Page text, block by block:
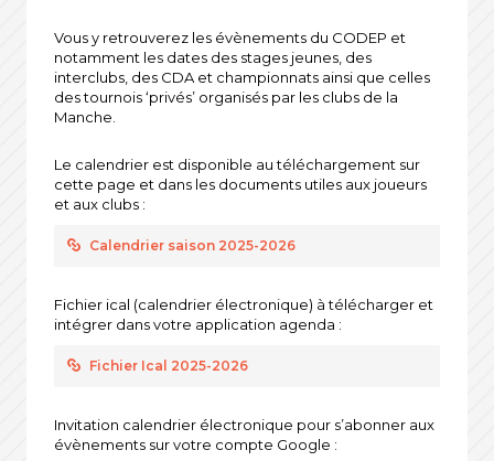
Vous y retrouverez les évènements du CODEP et
notamment les dates des stages jeunes, des
interclubs, des CDA et championnats ainsi que celles
des tournois ‘privés’ organisés par les clubs de la
Manche.
Le calendrier est disponible au téléchargement sur
cette page et dans les documents utiles aux joueurs
et aux clubs :
Calendrier saison 2025-2026
Fichier ical (calendrier électronique) à télécharger et
intégrer dans votre application agenda :
Fichier Ical 2025-2026
Invitation calendrier électronique pour s’abonner aux
évènements sur votre compte Google :